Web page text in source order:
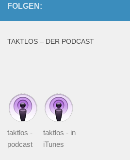
FOLGEN:
TAKTLOS – DER PODCAST
taktlos -
podcast
taktlos - in
iTunes